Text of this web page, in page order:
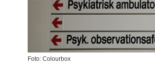
Foto: Colourbox